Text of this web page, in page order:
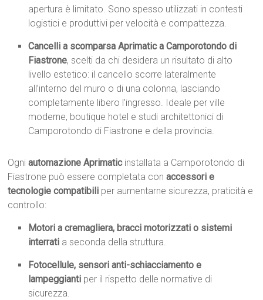
apertura è limitato. Sono spesso utilizzati in contesti
logistici e produttivi per velocità e compattezza.
Cancelli a scomparsa Aprimatic a Camporotondo di
Fiastrone, scelti da chi desidera un risultato di alto
livello estetico: il cancello scorre lateralmente
all’interno del muro o di una colonna, lasciando
completamente libero l’ingresso. Ideale per ville
moderne, boutique hotel e studi architettonici di
Camporotondo di Fiastrone e della provincia.
Ogniautomazione Aprimaticinstallata a Camporotondo di
Fiastrone può essere completata conaccessori e
tecnologie compatibili per aumentarne sicurezza, praticità e
controllo:
Motori a cremagliera, bracci motorizzati o sistemi
interrati a seconda della struttura.
Fotocellule, sensori anti-schiacciamento e
lampeggianti per il rispetto delle normative di
sicurezza.